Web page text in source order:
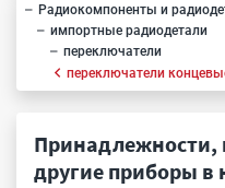
Радиокомпоненты и
импортные радиодетали
переключатели
переключатели
Принадлежности,
другие приборы в